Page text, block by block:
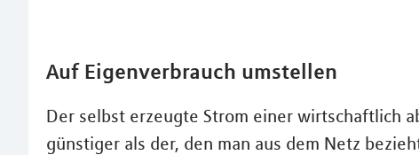
Auf Eigenverbrauch umstellen
Der selbst erzeugte Strom einer wirtschaftlich
günstiger als der, den man aus dem Netz